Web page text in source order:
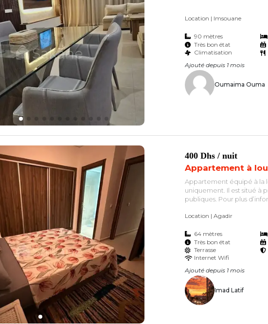
Location | Imsouane
90 mètres
Très bon état
Climatisation
Oumaima Ouma
Ajouté depuis 1 mois
400 Dhs / nuit
Appartement à
Appartement équipé à la
uniquement. Il est situé à
publiques. Pour plus
Location | Agadir
64 mètres
Très bon état
Terrasse
Internet Wifi
Imad Latif
Ajouté depuis 1 mois